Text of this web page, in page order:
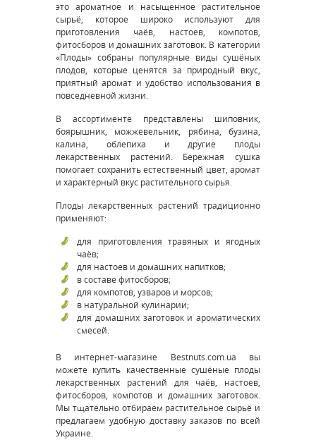
это ароматное и насыщенное растительное
сырьё, которое широко используют для
приготовления чаёв, настоев, компотов,
фитосборов и домашних заготовок. В категории
«Плоды» собраны популярные виды сушёных
плодов, которые ценятся за природный вкус,
приятный аромат и удобство использования в
повседневной жизни.
В ассортименте представлены шиповник,
боярышник, можжевельник, рябина, бузина,
калина, облепиха и другие плоды
лекарственных растений. Бережная сушка
помогает сохранить естественный цвет, аромат
и характерный вкус растительного сырья.
Плоды лекарственных растений традиционно
применяют:
для приготовления травяных и ягодных
чаёв;
для настоев и домашних напитков;
в составе фитосборов;
для компотов, узваров и морсов;
в натуральной кулинарии;
для домашних заготовок и ароматических
смесей.
В интернет-магазине Bestnuts.com.ua вы
можете купить качественные сушёные плоды
лекарственных растений для чаёв, настоев,
фитосборов, компотов и домашних заготовок.
Мы тщательно отбираем растительное сырьё и
предлагаем удобную доставку заказов по всей
Украине.